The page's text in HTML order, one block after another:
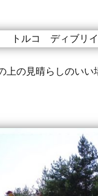
上の見晴らしのいい